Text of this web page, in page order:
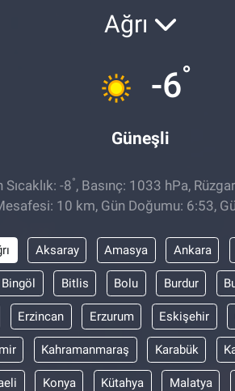
Ağrı
-6°
Güneşli
-8°, Basınç: 1033 hPa,
10 km, Gün Doğumu: 6:53,
Aksaray Amasya Ankara
Bingöl Bitlis Bolu Burdur
Erzincan Erzurum Eskişehir
Kahramanmaraş Karabük
Konya Kütahya Malatya